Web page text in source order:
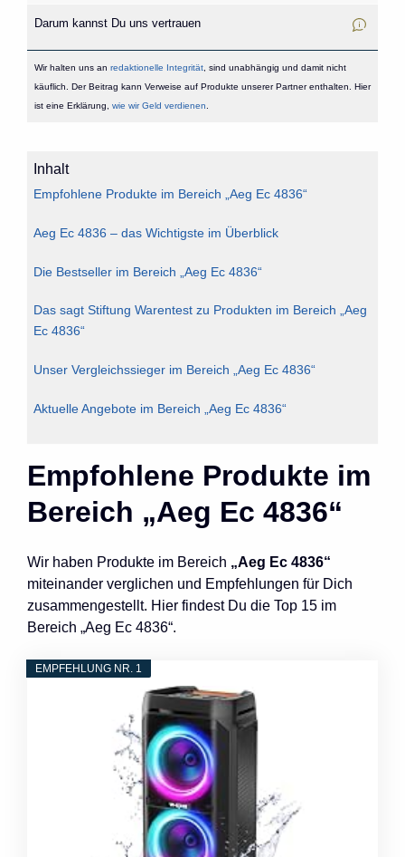
Darum kannst Du uns vertrauen
Wir halten uns an redaktionelle Integrität, sind unabhängig und damit nicht
käuflich. Der Beitrag kann Verweise auf Produkte unserer Partner enthalten. Hier
ist eine Erklärung, wie wir Geld verdienen
Inhalt
Empfohlene Produkte im Bereich „Aeg Ec 4836“
Aeg Ec 4836 – das Wichtigste im Überblick
Die Bestseller im Bereich „Aeg Ec 4836“
Das sagt Stiftung Warentest zu Produkten im Bereich „Aeg
Ec 4836“
Unser Vergleichssieger im Bereich „Aeg Ec 4836“
Aktuelle Angebote im Bereich „Aeg Ec 4836“
Empfohlene Produkte im
Bereich „Aeg Ec 4836“
Wir haben Produkte im Bereich „Aeg Ec 4836“
miteinander verglichen und Empfehlungen für Dich
zusammengestellt. Hier findest Du die Top 15 im
Bereich „Aeg Ec 4836“.
EMPFEHLUNG NR. 1